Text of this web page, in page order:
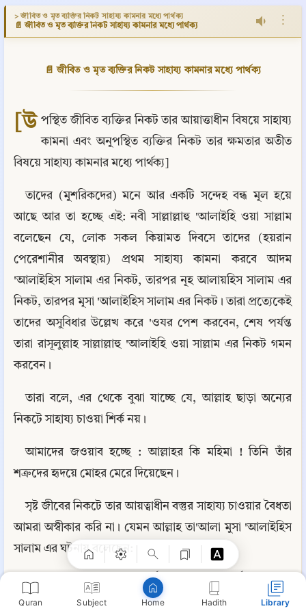
Quran Subject Home Hadith Library
> জীবিত ও মৃত ব্যক্তির নিকট সাহায্য কামনার মধ্যে পার্থক্য
📄 জীবিত ও মৃত ব্যক্তির নিকট সাহায্য কামনার মধ্যে পার্থক্য ⋮
📄 জীবিত ও মৃত ব্যক্তির নিকট সাহায্য কামনার মধ্যে পার্থক্য
[উ পস্থিত জীবিত ব্যক্তির নিকট তার আয়াত্তাধীন বিষয়ে সাহায্য
কামনা এবং অনুপস্থিত ব্যক্তির নিকট তার ক্ষমতার অতীত
বিষয়ে সাহায্য কামনার মধ্যে পার্থক্য]
তাদের (মুশরিকদের) মনে আর একটি সন্দেহ বন্ধ মূল হয়ে
আছে আর তা হচ্ছে এই: নবী সাল্লাল্লাহু 'আলাইহি ওয়া সাল্লাম
বলেছেন যে, লোক সকল কিয়ামত দিবসে তাদের (হয়রান
পেরেশানীর অবস্থায়) প্রথম সাহায্য কামনা করবে আদম
'আলাইহিস সালাম এর নিকট, তারপর নূহ আলায়হিস সালাম এর
নিকট, তারপর মূসা 'আলাইহিস সালাম এর নিকট। তারা প্রত্যেকেই
তাদের অসুবিধার উল্লেখ করে 'ওযর পেশ করবেন, শেষ পর্যন্ত
তারা রাসূলুল্লাহ সাল্লাল্লাহু 'আলাইহি ওয়া সাল্লাম এর নিকট গমন
করবেন।
তারা বলে, এর থেকে বুঝা যাচ্ছে যে, আল্লাহ ছাড়া অন্যের
নিকটে সাহায্য চাওয়া শির্ক নয়।
আমাদের জওয়াব হচ্ছে : আল্লাহর কি মহিমা ! তিনি তাঁর
শত্রুদের হৃদয়ে মোহর মেরে দিয়েছেন।
সৃষ্ট জীবের নিকটে তার আয়ত্বাধীন বস্তুর সাহায্য চাওয়ার বৈধতা
আমরা অস্বীকার করি না। যেমন আল্লাহ তা'আলা মুসা 'আলাইহিস
সালাম এর ঘটনায় বলেছেন:
فَاسْتَغَاثَهُ الَّذِي مِن شِيعَتِهِ عَلَى الَّذِي مِنْ عَدُوِّهِ ﴾ [القصص: ١٥]